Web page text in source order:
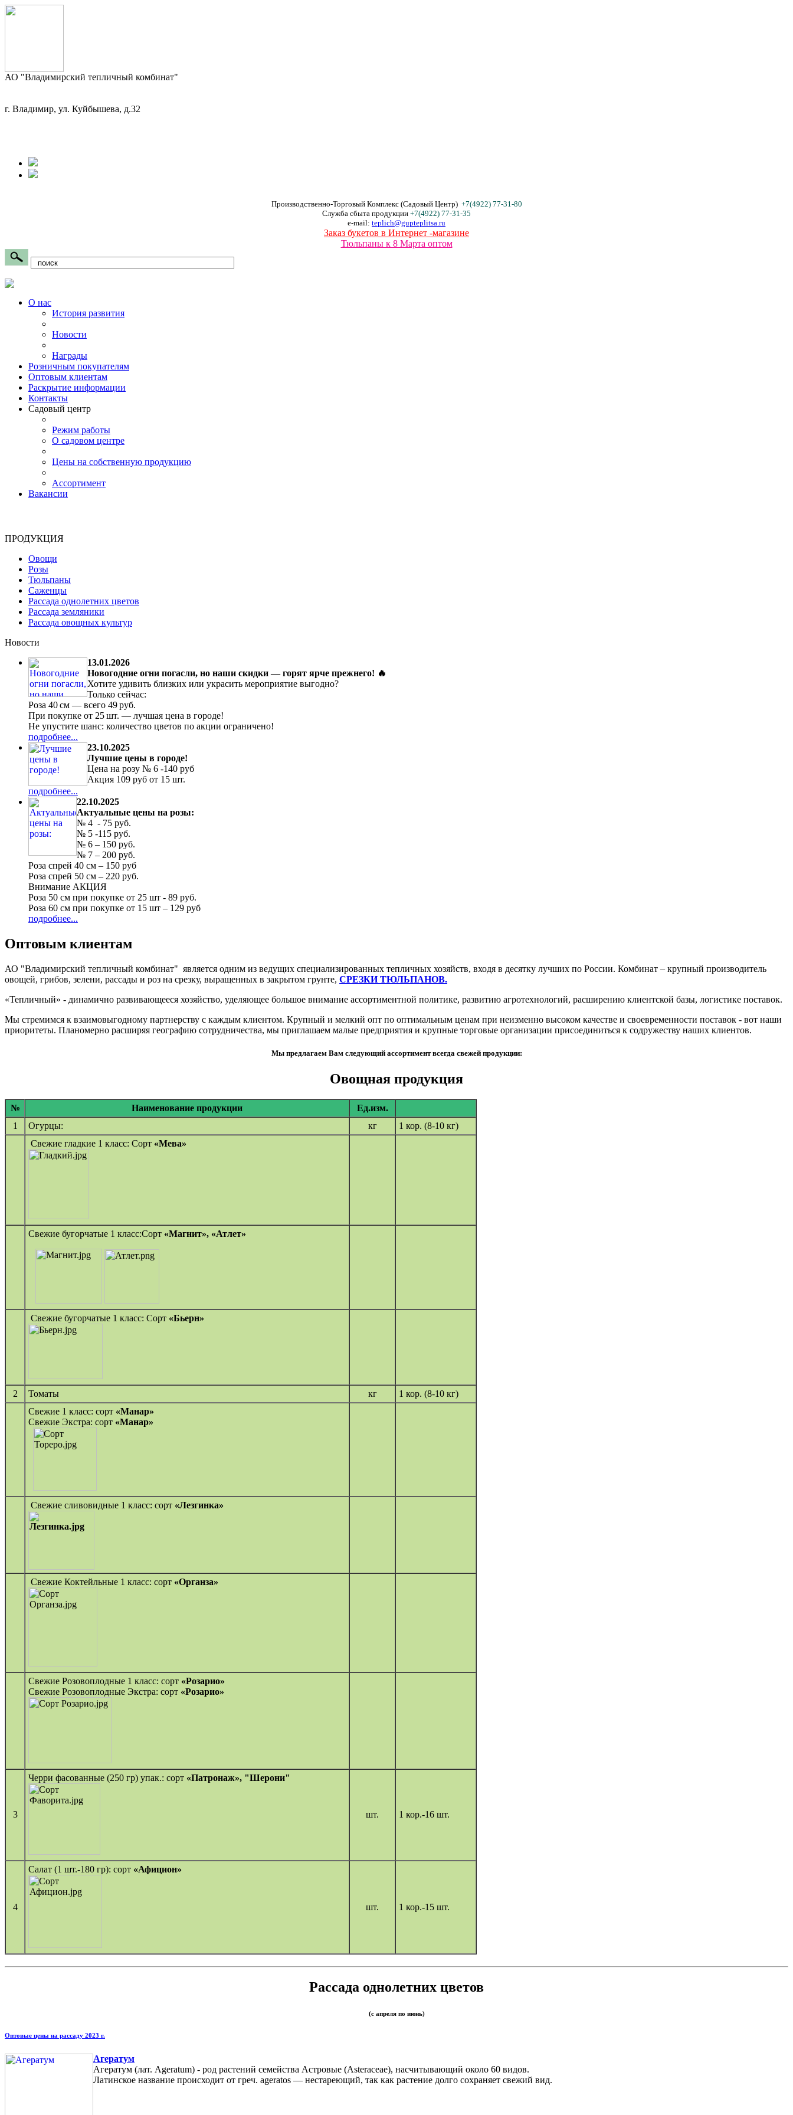
АО "Владимирский тепличный комбинат"
г. Владимир, ул. Куйбышева, д.32
Производственно-Торговый Комплекс (Садовый Центр) +7(4922) 77-31-80
Служба сбыта продукции +7(4922) 77-31-35
e-mail: teplich@gupteplitsa.ru
Заказ букетов в Интернет -магазине
Тюльпаны к 8 Марта оптом
О нас
История развития
Новости
Награды
Розничным покупателям
Оптовым клиентам
Раскрытие информации
Контакты
Садовый центр
Режим работы
О садовом центре
Цены на собственную продукцию
Ассортимент
Вакансии
ПРОДУКЦИЯ
Овощи
Розы
Тюльпаны
Саженцы
Рассада однолетних цветов
Рассада земляники
Рассада овощных культур
Новости
13.01.2026
Новогодние огни погасли, но наши скидки — горят ярче прежнего! 🔥
Хотите удивить близких или украсить мероприятие выгодно?
Только сейчас:
Роза 40 см — всего 49 руб.
При покупке от 25 шт. — лучшая цена в городе!
Не упустите шанс: количество цветов по акции ограничено!
подробнее...
23.10.2025
Лучшие цены в городе!
Цена на розу № 6 -140 руб
Акция 109 руб от 15 шт.
подробнее...
22.10.2025
Актуальные цены на розы:
№ 4 - 75 руб.
№ 5 -115 руб.
№ 6 – 150 руб.
№ 7 – 200 руб.
Роза спрей 40 см – 150 руб
Роза спрей 50 см – 220 руб.
Внимание АКЦИЯ
Роза 50 см при покупке от 25 шт - 89 руб.
Роза 60 см при покупке от 15 шт – 129 руб
подробнее...
Оптовым клиентам
АО "Владимирский тепличный комбинат" является одним из ведущих специализированных тепличных хозяйств, входя в десятку лучших по России. Комбинат – крупный производитель
овощей, грибов, зелени, рассады и роз на срезку, выращенных в закрытом грунте, СРЕЗКИ ТЮЛЬПАНОВ.
«Тепличный» - динамично развивающееся хозяйство, уделяющее большое внимание ассортиментной политике, развитию агротехнологий, расширению клиентской базы, логистике поставок.
Мы стремимся к взаимовыгодному партнерству с каждым клиентом. Крупный и мелкий опт по оптимальным ценам при неизменно высоком качестве и своевременности поставок - вот наши
приоритеты. Планомерно расширяя географию сотрудничества, мы приглашаем малые предприятия и крупные торговые организации присоединиться к содружеству наших клиентов.
Мы предлагаем Вам следующий ассортимент всегда свежей продукции:
Овощная продукция
№ Наименование продукции
Ед.изм.
1
Огурцы: кг
1 кор. (8-10 кг)
Свежие гладкие 1 класс: Сорт «Мева»
Свежие бугорчатые 1 класс:Сорт «Магнит», «Атлет»
Свежие бугорчатые 1 класс: Сорт «Бьерн»
2 Томаты кг
1 кор. (8-10 кг)
Свежие 1 класс: сорт «Манар»
Свежие Экстра: сорт «Манар»
Свежие сливовидные 1 класс: сорт «Лезгинка»
Свежие Коктейльные 1 класс: сорт «Органза»
Свежие Розовоплодные 1 класс: сорт «Розарио»
Свежие Розовоплодные Экстра: сорт «Розарио»
3
Черри фасованные (250 гр) упак.: сорт «Патронаж», "Шерони"
шт. 1 кор.-16 шт.
4
Салат (1 шт.-180 гр): сорт «Афицион»
шт. 1 кор.-15 шт.
Рассада однолетних цветов
(с апреля по июнь)
Оптовые цены на рассаду 2023 г.
Агератум
Агератум (лат. Ageratum) - род растений семейства Астровые (Asteraceae), насчитывающий около 60 видов.
Латинское название происходит от греч. ageratos — нестареющий, так как растение долго сохраняет свежий вид.